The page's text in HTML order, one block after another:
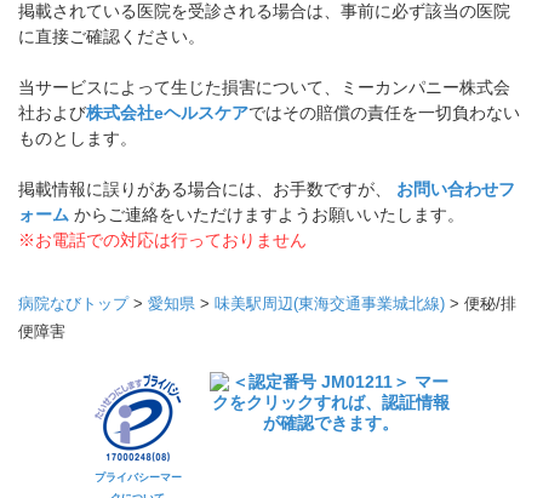
掲載されている医院を受診される場合は、事前に必ず該当の医院
に直接ご確認ください。
当サービスによって生じた損害について、ミーカンパニー株式会
社および株式会社eヘルスケアではその賠償の責任を一切負わない
ものとします。
掲載情報に誤りがある場合には、お手数ですが、 お問い合わせフ
ォーム からご連絡をいただけますようお願いいたします。
※お電話での対応は行っておりません
病院なびトップ> 愛知県 > 味美駅周辺(東海交通事業城北線) > 便秘/排
便障害
プライバシーマー